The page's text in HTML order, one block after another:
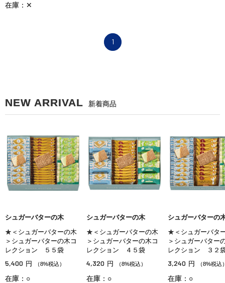
在庫：✕
1
NEW ARRIVAL 新着商品
シュガーバターの木
★＜シュガーバターの木
＞シュガーバターの木コ
レクション ５５袋
5,400 円 （8%税込）
在庫：○
シュガーバターの木
★＜シュガーバターの木
＞シュガーバターの木コ
レクション ４５袋
4,320 円 （8%税込）
在庫：○
シュガーバターの
★＜シュガーバタ
＞シュガーバター
レクション ３２
3,240 円 （8%税込
在庫：○